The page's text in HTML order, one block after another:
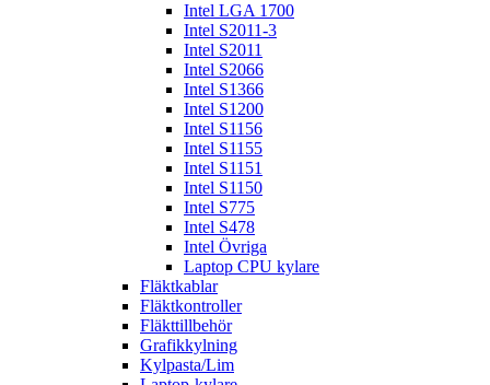
Intel LGA 1700
Intel S2011-3
Intel S2011
Intel S2066
Intel S1366
Intel S1200
Intel S1156
Intel S1155
Intel S1151
Intel S1150
Intel S775
Intel S478
Intel Övriga
Laptop CPU kylare
Fläktkablar
Fläktkontroller
Fläkttillbehör
Grafikkylning
Kylpasta/Lim